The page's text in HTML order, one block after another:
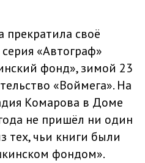
прекратила своё
«Автограф»
фонд», зимой 23
«Воймега». На
Комарова в Доме
не пришёл ни один
тех, чьи книги были
фондом».